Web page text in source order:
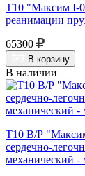
Т10 "Максим I-
реанимации
65300
В корзину
В наличии
Т10 В/Р
сердечно-
механический -